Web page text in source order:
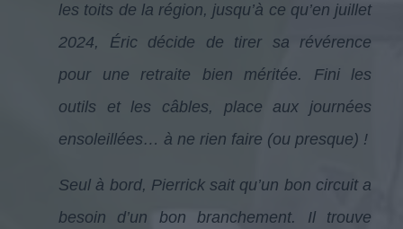
les toits de la région, jusqu’à ce qu’en juillet
2024, Éric décide de tirer sa révérence
pour une retraite bien méritée. Fini les
outils et les câbles, place aux journées
ensoleillées… à ne rien faire (ou presque) !
Seul à bord, Pierrick sait qu’un bon circuit a
besoin d’un bon branchement. Il trouve